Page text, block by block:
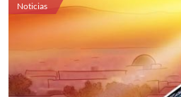
Noticias